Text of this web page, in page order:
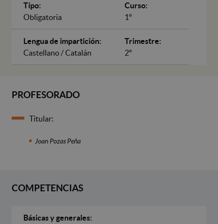
Tipo:
Obligatoria
Curso:
1º
Lengua de impartición:
Castellano / Catalán
Trimestre:
2º
PROFESORADO
Titular:
Joan Pozas Peña
COMPETENCIAS
Básicas y generales: